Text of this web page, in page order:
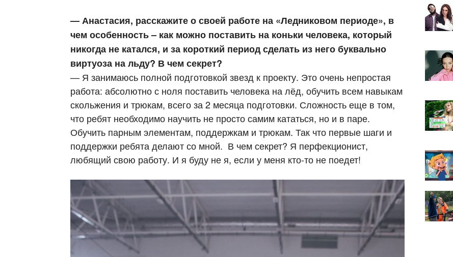
— Анастасия, расскажите о своей работе на «Ледниковом периоде», в
чем особенность – как можно поставить на коньки человека, который
никогда не катался, и за короткий период сделать из него буквально
виртуоза на льду? В чем секрет?
— Я занимаюсь полной подготовкой звезд к проекту. Это очень непростая
работа: абсолютно с ноля поставить человека на лёд, обучить всем навыкам
скольжения и трюкам, всего за 2 месяца подготовки. Сложность еще в том,
что ребят необходимо научить не просто самим кататься, но и в паре.
Обучить парным элементам, поддержкам и трюкам. Так что первые шаги и
поддержки ребята делают со мной. В чем секрет? Я перфекционист,
любящий свою работу. И я буду не я, если у меня кто-то не поедет!